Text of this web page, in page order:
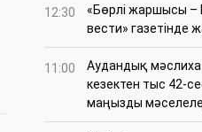
12:30
«Бөрлі жаршысы –
вести» газетінде
11:00
Аудандық
кезектен тыс 42-
маңызды